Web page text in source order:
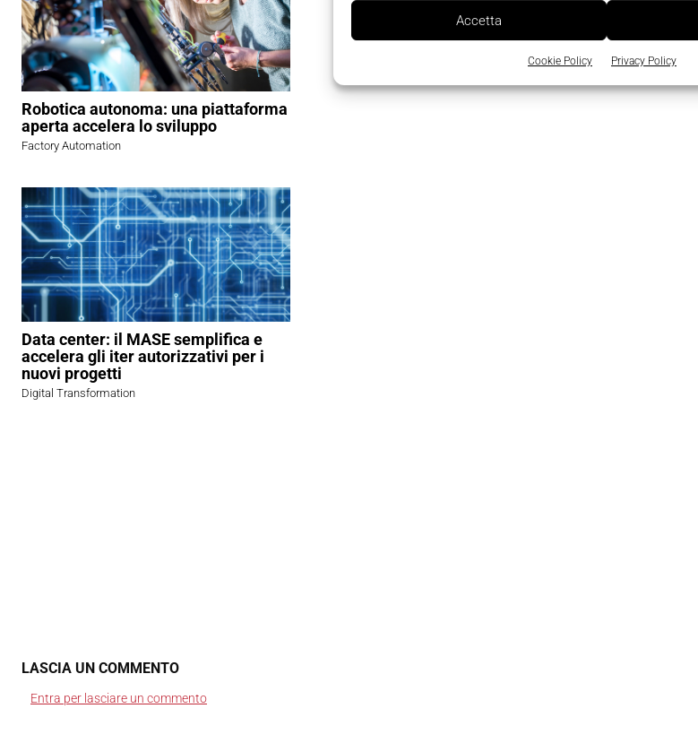
Accetta
Cookie Policy Privacy Policy
Robotica autonoma: una piattaforma
aperta accelera lo sviluppo
Factory Automation
Data center: il MASE semplifica e
accelera gli iter autorizzativi per i
nuovi progetti
Digital Transformation
LASCIA UN COMMENTO
Entra per lasciare un commento